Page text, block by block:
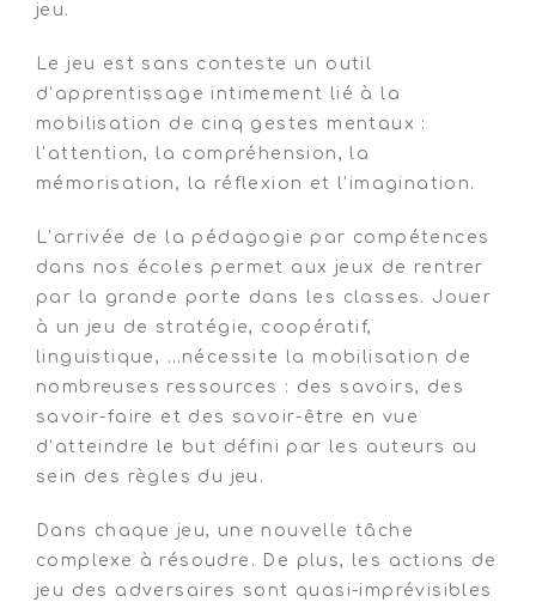
jeu.
Le jeu est sans conteste un outil
d’apprentissage intimement lié à la
mobilisation de cinq gestes mentaux :
l’attention, la compréhension, la
mémorisation, la réflexion et l’imagination.
L’arrivée de la pédagogie par compétences
dans nos écoles permet aux jeux de rentrer
par la grande porte dans les classes. Jouer
à un jeu de stratégie, coopératif,
linguistique, …nécessite la mobilisation de
nombreuses ressources : des savoirs, des
savoir-faire et des savoir-être en vue
d’atteindre le but défini par les auteurs au
sein des règles du jeu.
Dans chaque jeu, une nouvelle tâche
complexe à résoudre. De plus, les actions de
jeu des adversaires sont quasi-imprévisibles